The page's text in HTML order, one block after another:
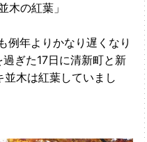
木の紅葉」
例年よりかなり遅くなり
過ぎた17日に清新町と新
並木は紅葉していまし